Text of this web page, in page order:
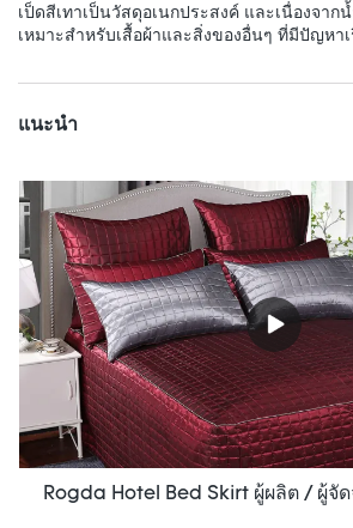
เป็ดสีเทาเป็นวัสดุอเนกประสงค์ และเนื่องจาก
เหมาะสำหรับเสื้อผ้าและสิ่งของอื่นๆ ที่มีปัญหา
แนะนำ